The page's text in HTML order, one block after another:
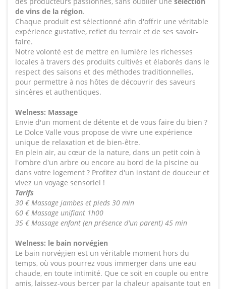
de vins de la région.
Chaque produit est sélectionné afin d'offrir une véritable
expérience gustative, reflet du terroir et de ses savoir-
faire.
Notre volonté est de mettre en lumière les richesses
locales à travers des produits cultivés et élaborés dans le
respect des saisons et des méthodes traditionnelles,
pour permettre à nos hôtes de découvrir des saveurs
sincères et authentiques.
Welness: Massage
Envie d'un moment de détente et de vous faire du bien ?
Le Dolce Valle vous propose de vivre une expérience
unique de relaxation et de bien-être.
En plein air, au cœur de la nature, dans un petit coin à
l'ombre d'un arbre ou encore au bord de la piscine ou
dans votre logement ? Profitez d'un instant de douceur et
vivez un voyage sensoriel !
Tarifs
30 € Massage jambes et pieds 30 min
60 € Massage unifiant 1h00
35 € Massage enfant (en présence d'un parent) 45 min
Welness: le bain norvégien
Le bain norvégien est un véritable moment hors du
temps, où vous pourrez vous immerger dans une eau
chaude, en toute intimité. Que ce soit en couple ou entre
amis, laissez-vous bercer par la chaleur apaisante tout en